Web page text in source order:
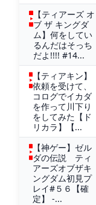
【ティアーズ オ
ブ ザ キングダ
ム】何をしてい
るんだはそっち
だよ!!!! #14...
【ティアキン】
依頼を受けて、
コログでイカダ
を作って川下り
をしてみた【ド
リカラ】【...
【神ゲー】ゼル
ダの伝説 ティ
アーズオブザキ
ングダム初見プ
レイ#５６【確
定】 -...